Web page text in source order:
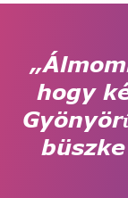
hogy